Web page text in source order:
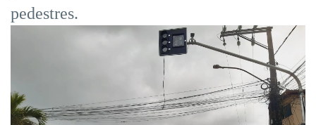
pedestres.